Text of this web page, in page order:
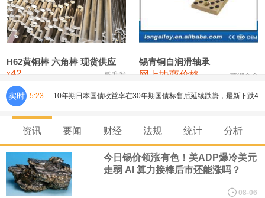
铸造铝合金锭(ZLD104) 24,100—24,300 24,200
压铸锌合金锭 26,250—26,450
氯化镍 38,300—40,300 39,300 0
H62黄铜棒 六角棒 现货供应
¥42 锦升发
锡青铜自润滑轴承
网上协商价格 芜湖合金
实时 5:23 10年期日本国债收益率在30年期国债标售后延续跌势，最新下跌4
个基点至2.765%。30年期日本国债收益率在标售后跌幅略有收窄，
最新下跌3个基点至3.93%。
巴克莱分析师在一份研究报告中表示，人形机器人的部署可能在
资讯 要闻 财经 法规 统计 分析
今日锡价领涨有色！美ADP爆冷美元
走弱 AI 算力接棒后市还能涨吗？
08-06